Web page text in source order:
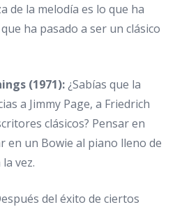
de la melodía es lo que ha
ha pasado a ser un clásico
(1971): ¿Sabías que la
a Jimmy Page, a Friedrich
clásicos? Pensar en
en un Bowie al piano lleno de
vez.
del éxito de ciertos